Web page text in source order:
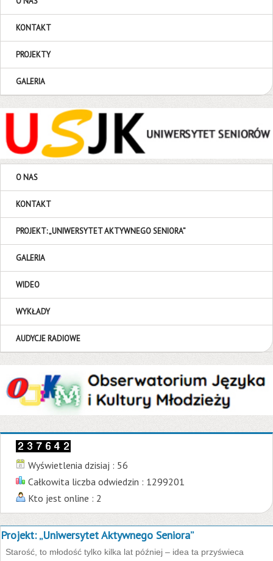
KONTAKT
PROJEKTY
GALERIA
O NAS
KONTAKT
PROJEKT: „UNIWERSYTET AKTYWNEGO SENIORA”
GALERIA
WIDEO
WYKŁADY
AUDYCJE RADIOWE
Wyświetlenia dzisiaj : 56
Całkowita liczba odwiedzin : 1299201
Kto jest online : 2
Projekt: „Uniwersytet Aktywnego Seniora”
Starość, to młodość tylko kilka lat później – idea ta przyświeca